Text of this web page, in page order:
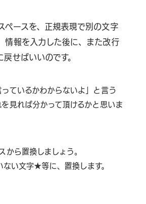
ペースを、正規表現で別の文字
情報を入力した後に、また改行
戻せばいいのです。
っているかわからないよ」と言う
見れば分かって頂けるかと思いま
から置換しましょう。
い文字★等に、置換します。